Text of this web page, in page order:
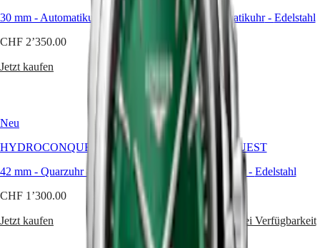
DOLCEVITA
LONGINES
DOLCEVITA
LONGINES
PRIMALUNA
FLAGSHIP
EVIDENZA
RECORD
COLLECTION
GRANDE
CLASSIQUE
LONGINES
湾
地
ไทย
(Fr)
( Nl)
Finland
Deutschland
30 mm - Automatikuhr
Edelstahl
CHF 2’350.00
Jetzt kaufen
30 mm- Automatikuhr- Edelstahl
CHF 1’950.00
Jetzt kaufen
Neu
HYDROCONQUEST
42 mm - Quarzuhr-
Edelstahl
CHF 1’300.00
Jetzt kaufen
Neu
HYDROCONQUEST
42 mm
-Quarzuhr - Edelstahl
CHF 1’300.00
Benachrichtigen bei Verfügbarkeit